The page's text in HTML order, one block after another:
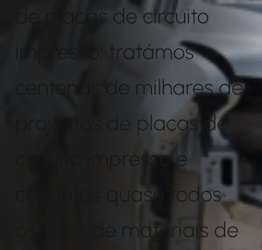
de placas de circuito
impresso, tratámos
centenas de milhares de
projectos de placas de
circuito impresso e
cobrimos quase todos
os tipos de materiais de